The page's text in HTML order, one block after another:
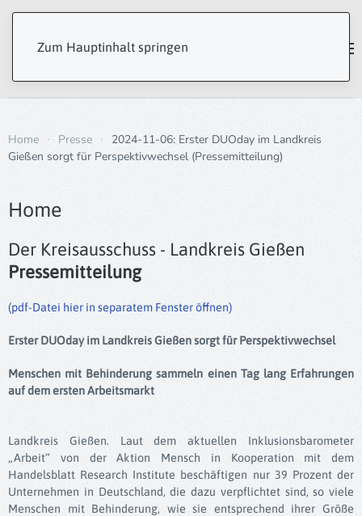
Zum Hauptinhalt springen
Home Presse
2024-11-06: Erster DUOday im Landkreis
Gießen sorgt für Perspektivwechsel (Pressemitteilung)
Home
Der Kreisausschuss - Landkreis Gießen
Pressemitteilung
(pdf-Datei hier in separatem Fenster öffnen)
Erster DUOday im Landkreis Gießen sorgt für Perspektivwechsel
Menschen mit Behinderung sammeln einen Tag lang Erfahrungen
auf dem ersten Arbeitsmarkt
Landkreis Gießen. Laut dem aktuellen Inklusionsbarometer
„Arbeit“ von der Aktion Mensch in Kooperation mit dem
Handelsblatt Research Institute beschäftigen nur 39 Prozent der
Unternehmen in Deutschland, die dazu verpflichtet sind, so viele
Menschen mit Behinderung, wie sie entsprechend ihrer Größe